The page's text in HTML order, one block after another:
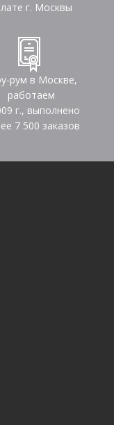
г. Москвы
рум в Москве,
работаем
г., выполнено
7 500 заказов